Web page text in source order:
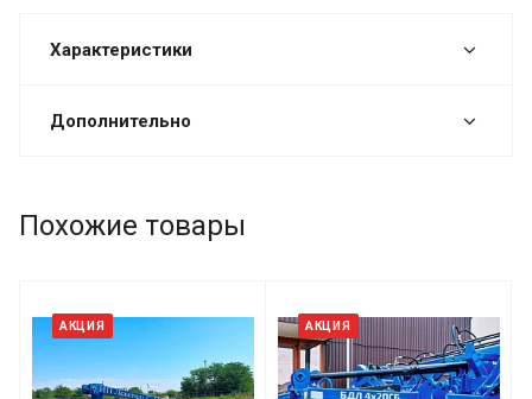
Характеристики
Дополнительно
Похожие товары
АКЦИЯ АКЦИЯ